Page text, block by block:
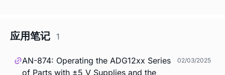
应用笔记 1
AN-874: Operating the ADG12xx Series
of Parts with ±5 V Supplies and the
02/03/2025